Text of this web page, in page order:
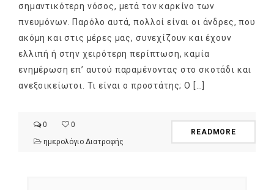
σημαντικότερη νόσος, μετά τον καρκίνο των
πνευμόνων. Παρόλο αυτά, πολλοί είναι οι άνδρες, που
ακόμη και στις μέρες μας, συνεχίζουν και έχουν
ελλιπή ή στην χειρότερη περίπτωση, καμία
ενημέρωση επ’ αυτού παραμένοντας στο σκοτάδι και
ανεξοικείωτοι. Τι είναι ο προστάτης; Ο […]
0
0
ημερολόγιο Διατροφής
READMORE